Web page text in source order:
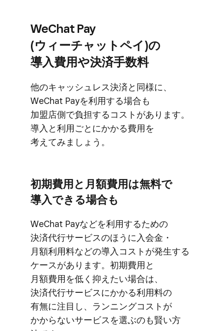
WeChat Pay
(ウィーチャットペイ)の​
導入費用や​決済手数料
他の​キャッシュレス決済と​同様に、​
WeChat Payを​利用する​場合も​
加盟店側で​負担する​コストが​あります。​
導入と​利用ごとに​かかる​費用を​
考えてみましょう。
初期費用と​月額費用は​無料で​
導入できる​場合も
WeChat Payなどを​利用する​ための​
決済代行サービスの​ほうに​入会金・
月額利用料などの​導入コストが​発生する​
ケースが​あります。​初期費用と​
月額費用を​低く​抑えたい​場合は、​
決済代行サービスに​かかる​利用料の​
有無に​注目し、​ランニングコストが​
かからない​サービスを​選ぶのも​賢い方​